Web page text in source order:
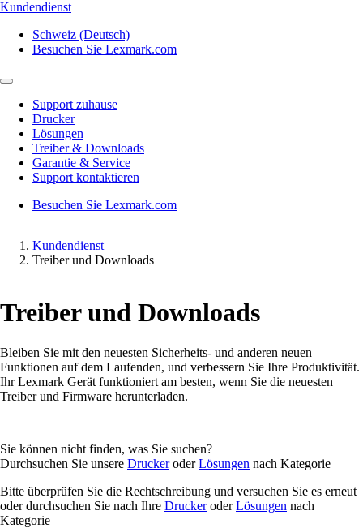
Kundendienst
Schweiz (Deutsch)
Besuchen Sie Lexmark.com
Support zuhause
Drucker
Lösungen
Treiber & Downloads
Garantie & Service
Support kontaktieren
Besuchen Sie Lexmark.com
Kundendienst
Treiber und Downloads
Treiber und Downloads
Bleiben Sie mit den neuesten Sicherheits- und anderen neuen
Funktionen auf dem Laufenden, und verbessern Sie Ihre Produktivität.
Ihr Lexmark Gerät funktioniert am besten, wenn Sie die neuesten
Treiber und Firmware herunterladen.
Sie können nicht finden, was Sie suchen?
Durchsuchen Sie unsere DruckeroderLösungen nach Kategorie
Bitte überprüfen Sie die Rechtschreibung und versuchen Sie es erneut
oder durchsuchen Sie nach Ihre DruckeroderLösungen nach
Kategorie